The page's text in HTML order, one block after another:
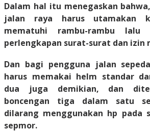
Dalam hal itu menegaskan
jalan raya harus utamakan
mematuhi rambu-rambu lalu
perlengkapan surat-surat dan izin
Dan bagi pengguna jalan
harus memakai helm standar
dua juga demikian, dan
boncengan tiga dalam satu
dilarang menggunakan hp pada
sepmor.